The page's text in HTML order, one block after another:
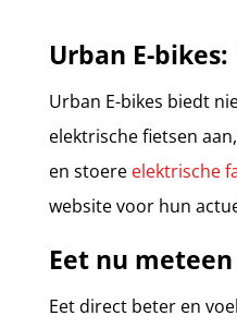
Urban E-
Urban E-bikes biedt
elektrische fietsen
en stoere elektrische
website voor hun
Eet nu
Eet direct beter en